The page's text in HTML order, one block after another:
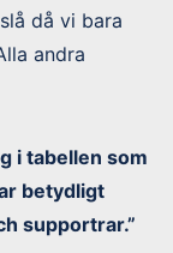
då vi bara
andra
i tabellen som
betydligt
supportrar.”